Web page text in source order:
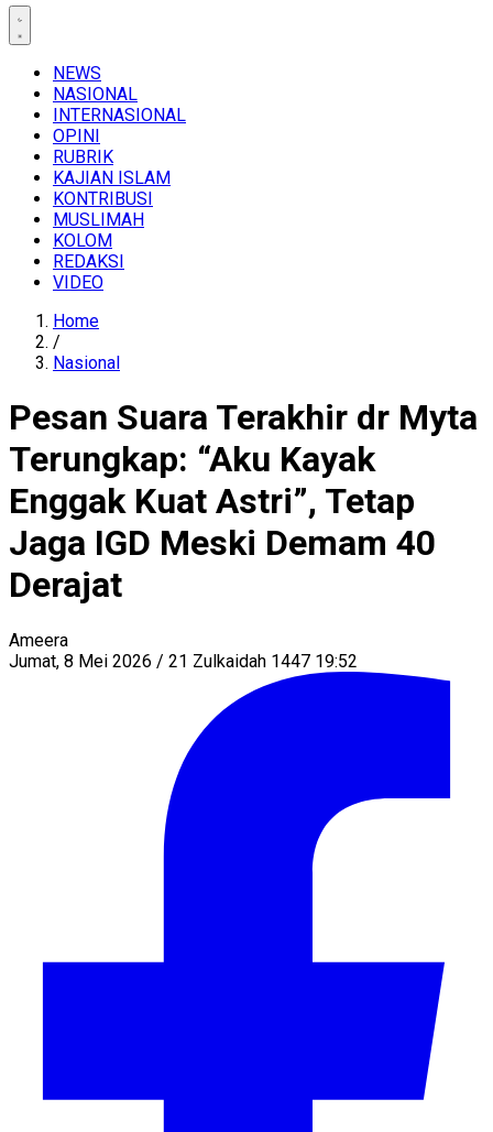
NEWS
NASIONAL
INTERNASIONAL
OPINI
RUBRIK
KAJIAN ISLAM
KONTRIBUSI
MUSLIMAH
KOLOM
REDAKSI
VIDEO
Home
/
Nasional
Pesan Suara Terakhir dr Myta
Terungkap: “Aku Kayak
Enggak Kuat Astri”, Tetap
Jaga IGD Meski Demam 40
Derajat
Ameera
Jumat, 8 Mei 2026 / 21 Zulkaidah 1447 19:52